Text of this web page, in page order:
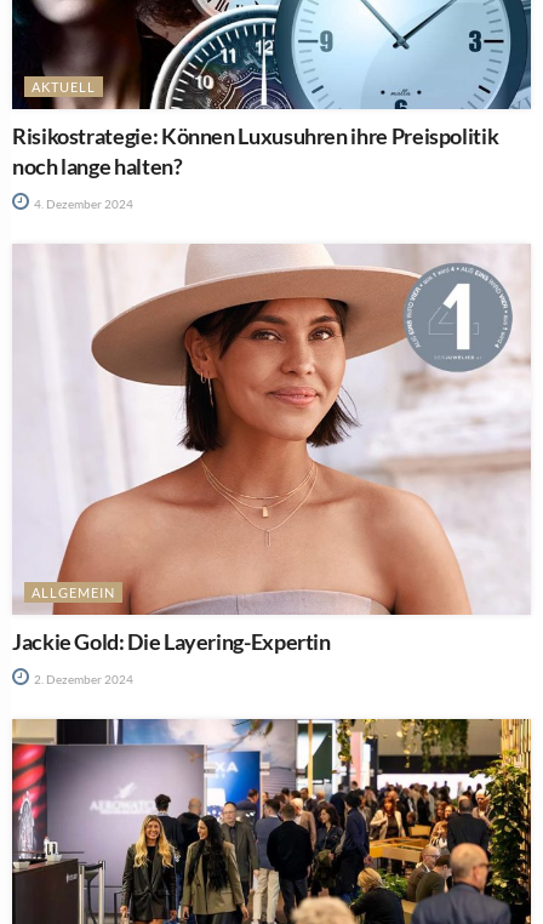
AKTUELL
Risikostrategie: Können Luxusuhren ihre Preispolitik
noch lange halten?
4. Dezember 2024
ALLGEMEIN
Jackie Gold: Die Layering-Expertin
2. Dezember 2024